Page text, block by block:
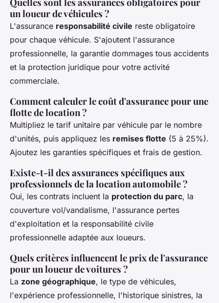
un loueur de véhicules ?
L'assurance responsabilité civile reste obligatoire
pour chaque véhicule. S'ajoutent l'assurance
professionnelle, la garantie dommages tous accidents
et la protection juridique pour votre activité
commerciale.
Comment calculer le coût d'assurance pour une
flotte de location ?
Multipliez le tarif unitaire par véhicule par le nombre
d'unités, puis appliquez les remises flotte (5 à 25%).
Ajoutez les garanties spécifiques et frais de gestion.
Existe-t-il des assurances spécifiques aux
professionnels de la location automobile ?
Oui, les contrats incluent la protection du parc, la
couverture vol/vandalisme, l'assurance pertes
d'exploitation et la responsabilité civile
professionnelle adaptée aux loueurs.
Quels critères influencent le prix de l'assurance
pour un loueur de voitures ?
La zone géographique, le type de véhicules,
l'expérience professionnelle, l'historique sinistres, la